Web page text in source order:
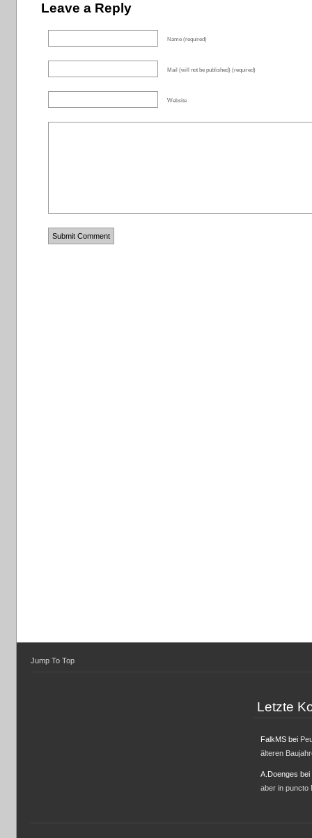
Leave a Reply
Name (required)
Mail (will not be published) (required)
Website
Jump To Top
Letzte
FalkMSbei
älteren
A.Doenges bei
aber in puncto